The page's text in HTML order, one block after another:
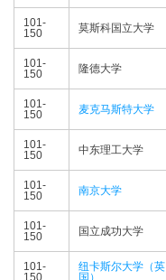
101-
150
莫斯科国立大学
101-
150
隆德大学
101-
150
麦克马斯特大学
101-
150
中东理工大学
101-
150
南京大学
101-
150
国立成功大学
101-
150
纽卡斯尔大学（英
国）